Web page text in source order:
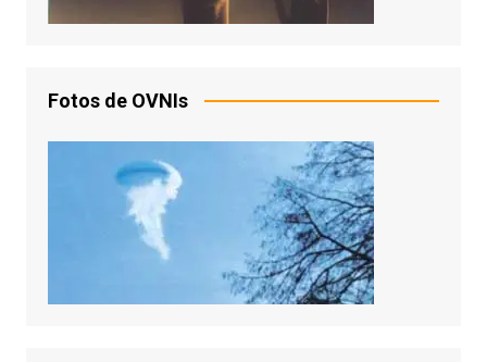
Fotos de OVNIs